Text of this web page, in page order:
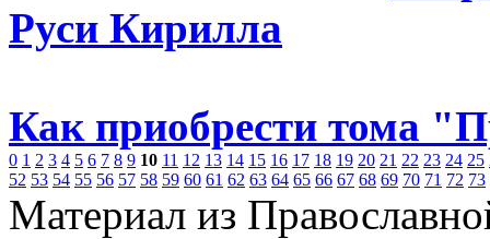
Руси Кирилла
Как приобрести тома
0 1 2 3 4 5 6 7 8 9 10 11 12 13 14 15 16 17 18 19 20 21 22 23 24 25
52 53 54 55 56 57 58 59 60 61 62 63 64 65 66 67 68 69 70 71 72 73
Материал из